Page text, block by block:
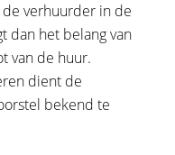
verhuurder in de
dan het belang van
van de huur.
dient de
bekend te